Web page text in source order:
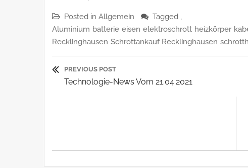
Posted in Allgemein
Tagged ,
Aluminium batterie eisen elektroschrott heizkörper
Recklinghausen Schrottankauf Recklinghausen
Beitragsnavigation
PREVIOUS POST
Previous
Technologie-News Vom 21.04.2021